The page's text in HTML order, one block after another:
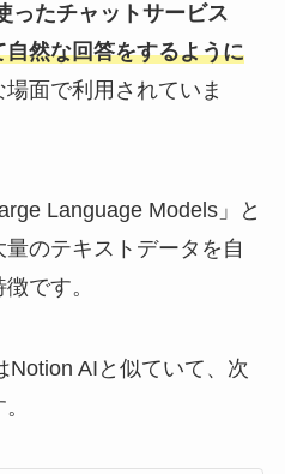
ったチャットサービス
然な回答をするように
面で利用されていま
Language Models」と
のテキストデータを自
です。
Notion AIと似ていて、次